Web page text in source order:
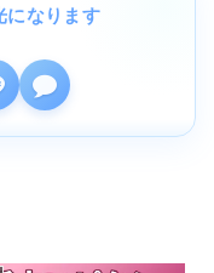
になります